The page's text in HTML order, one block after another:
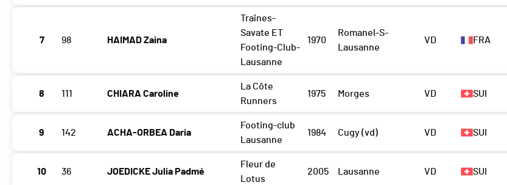
7 98 HAIMAD Zaina
Traînes-
Savate ET
Footing-Club-
Lausanne
1970
Romanel-S-
Lausanne
VD FRA
8 111 CHIARA Caroline
La Côte
Runners
1975 Morges VD SUI
9 142 ACHA-ORBEA Daria
Footing-club
Lausanne
1984 Cugy (vd) VD SUI
10 36 JOEDICKE Julia Padmé
Fleur de
Lotus
2005 Lausanne VD SUI